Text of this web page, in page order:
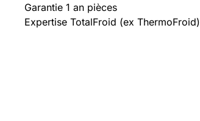
Garantie 1 an pièces
Expertise TotalFroid (ex ThermoFroid)